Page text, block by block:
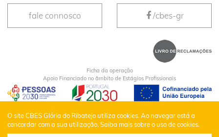
fale connosco /cbes-gr
Ficha da operação
Apoio Financiado no âmbito de Estágios Profissionais
CBES Glória do Ribatejo © Todos os Direitos
Reservados |Política de Privacidade
O site CBES Glória do Ribatejo utiliza cookies. Ao navegar está a
concordar com a sua utilização. Saiba mais sobre o uso de cookies.